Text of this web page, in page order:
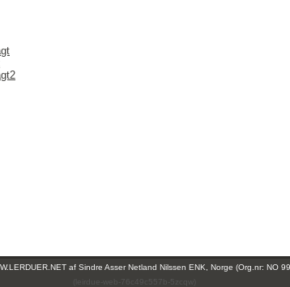
af Sindre Asser Netland Nilssen ENK, Norge (Org.nr: NO
(leirdue-web-76c49c557b-5zcqw)